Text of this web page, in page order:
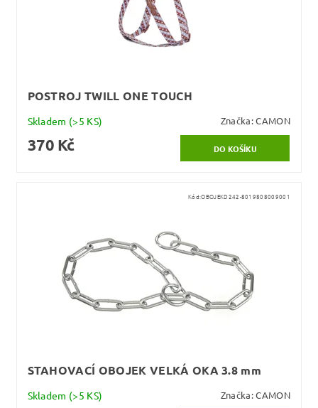
POSTROJ TWILL ONE TOUCH
Skladem (>5 KS) Značka:CAMON
370 Kč
Kód:OBOJEKD242-8019808009001
STAHOVACÍ OBOJEK VELKÁ OKA 3.8 mm
Skladem (>5 KS) Značka:CAMON